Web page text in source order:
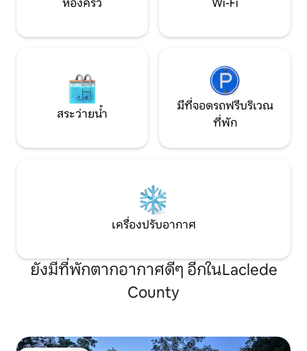
ห้องครัว Wi-Fi
สระว่ายน้ำ
มีที่จอดรถฟรีบริเวณ
ที่พัก
เครื่องปรับอากาศ
ยังมีที่พักตากอากาศดีๆ อีกในLaclede
County